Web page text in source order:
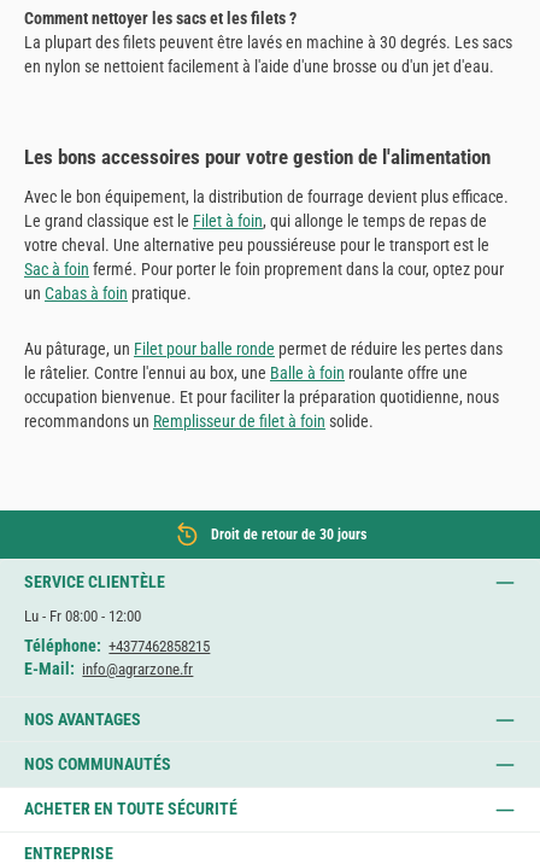
Comment nettoyer les sacs et les filets ?
La plupart des filets peuvent être lavés en machine à 30 degrés. Les sacs
en nylon se nettoient facilement à l'aide d'une brosse ou d'un jet d'eau.
Les bons accessoires pour votre gestion de l'alimentation
Avec le bon équipement, la distribution de fourrage devient plus efficace.
Le grand classique est le Filet à foin, qui allonge le temps de repas de
votre cheval. Une alternative peu poussiéreuse pour le transport est le
Sac à foin fermé. Pour porter le foin proprement dans la cour, optez pour
un Cabas à foin pratique.
Au pâturage, un Filet pour balle ronde permet de réduire les pertes dans
le râtelier. Contre l'ennui au box, une Balle à foin roulante offre une
occupation bienvenue. Et pour faciliter la préparation quotidienne, nous
recommandons un Remplisseur de filet à foin solide.
Droit de retour de 30 jours
SERVICE CLIENTÈLE
Lu - Fr 08:00 - 12:00
Téléphone: +4377462858215
E-Mail: info@agrarzone.fr
NOS AVANTAGES
NOS COMMUNAUTÉS
ACHETER EN TOUTE SÉCURITÉ
ENTREPRISE